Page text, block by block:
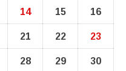
14 15
16
21 22
23
28 29
30